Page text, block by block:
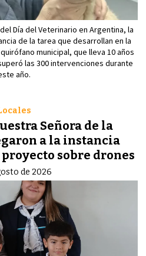
Día del Veterinario en Argentina, la
de la tarea que desarrollan en la
municipal, que lleva 10 años
las 300 intervenciones durante
año.
Señora de la
a la instancia
sobre drones
de 2026